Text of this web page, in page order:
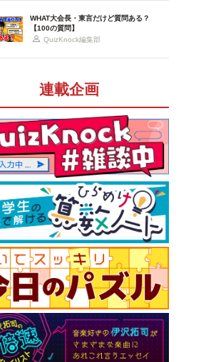
WHAT大会長・東言だけど質問ある？
【100の質問】
QuizKnock編集部
連載企画